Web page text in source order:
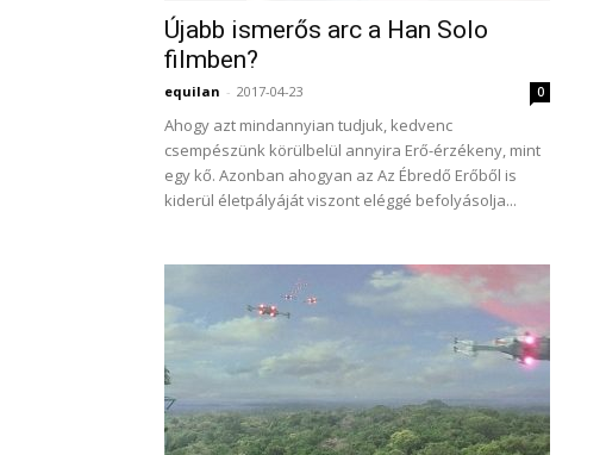
Újabb ismerős arc a Han Solo
filmben?
equilan - 2017-04-23 0
Ahogy azt mindannyian tudjuk, kedvenc
csempészünk körülbelül annyira Erő-érzékeny, mint
egy kő. Azonban ahogyan az Az Ébredő Erőből is
kiderül életpályáját viszont eléggé befolyásolja...